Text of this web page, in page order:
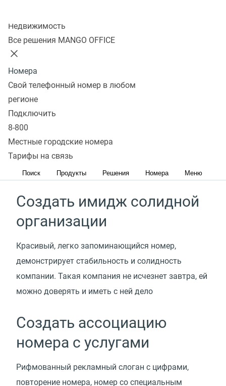
Недвижимость
Все решения MANGO OFFICE
Номера
Свой телефонный номер в любом
регионе
Подключить
8-800
Местные городские номера
Тарифы на связь
Поиск Продукты Решения Номера Меню
Красивые номера
для бизнеса помогут
Увеличить количество
обращений
Номер, который хорошо запоминается, приведет
больше клиентов, именно поэтому на красивые
номера звонят на 30% чаще
Создать имидж солидной
организации
Красивый, легко запоминающийся номер,
демонстрирует стабильность и солидность
компании. Такая компания не исчезнет завтра, ей
можно доверять и иметь c ней дело
Создать ассоциацию
номера с услугами
Рифмованный рекламный слоган с цифрами,
повторение номера, номер со специальным